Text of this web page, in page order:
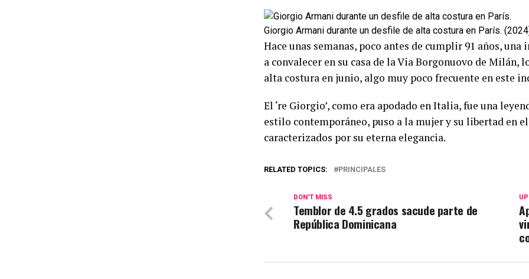
Giorgio Armani durante un desfile de alta costura en París.
Hace unas semanas, poco antes de cumplir 91 años,
a convalecer en su casa de la Via Borgonuovo de
alta costura en junio, algo muy poco frecuente en este
El ‘re Giorgio’, como era apodado en Italia, fue una
estilo contemporáneo, puso a la mujer y su libertad en
caracterizados por su eterna elegancia.
RELATED TOPICS: PRINCIPALES
DON'T MISS
Temblor de 4.5 grados sacude parte de
República Dominicana